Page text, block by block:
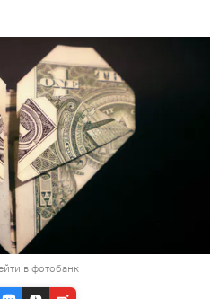
в фотобанк